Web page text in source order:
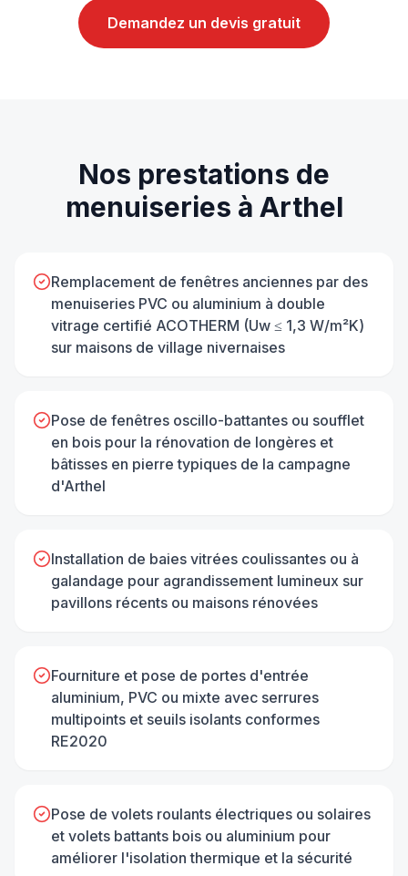
Demandez un devis gratuit
Nos prestations de
menuiseries à Arthel
Remplacement de fenêtres anciennes par des
menuiseries PVC ou aluminium à double
vitrage certifié ACOTHERM (Uw ≤ 1,3 W/m²K)
sur maisons de village nivernaises
Pose de fenêtres oscillo-battantes ou soufflet
en bois pour la rénovation de longères et
bâtisses en pierre typiques de la campagne
d'Arthel
Installation de baies vitrées coulissantes ou à
galandage pour agrandissement lumineux sur
pavillons récents ou maisons rénovées
Fourniture et pose de portes d'entrée
aluminium, PVC ou mixte avec serrures
multipoints et seuils isolants conformes
RE2020
Pose de volets roulants électriques ou solaires
et volets battants bois ou aluminium pour
améliorer l'isolation thermique et la sécurité